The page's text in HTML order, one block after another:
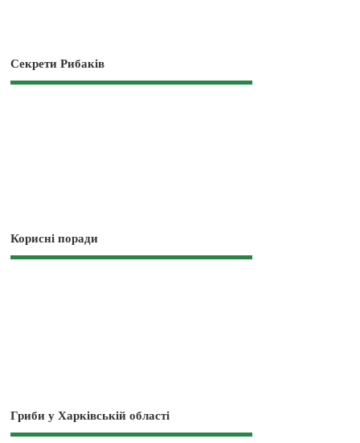
Секрети Рибаків
Корисні поради
Гриби у Харківській області